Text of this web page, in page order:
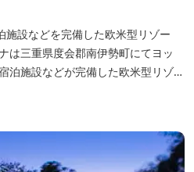
施設などを完備した欧米型リゾー
は三重県度会郡南伊勢町にてヨッ
泊施設などが完備した欧米型リゾー
ております。